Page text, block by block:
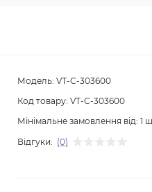
Модель: VT-C-303600
Код товару: VT-C-303600
Мінімальне замовлення від: 1
Відгуки: (0)